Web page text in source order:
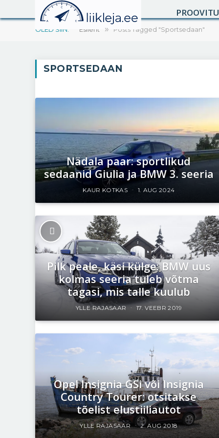
OLED SIIN: Esileht » Posts Tagged "Sportsedaan"
SPORTSEDAAN
Nädala paar: sportlikud
sedaanid Giulia ja BMW 3. seeria
KAUR KOTKAS 1. AUG 2024
Pilk peale, käsi külge: BMW uus
kolmas seeria tuleb võtma
tagasi, mis talle kuulub
YLLE RAJASAAR 17. VEEBR 2019
Opel Insignia GSi või Insignia
Country Tourer: otsitakse
tõelist elustiiliautot
YLLE RAJASAAR 2. AUG 2018